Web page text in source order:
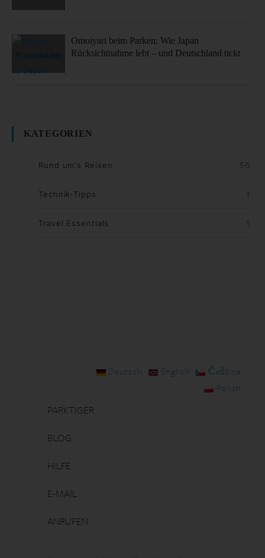
Omoiyari beim Parken: Wie Japan
Rücksichtnahme lebt – und Deutschland tickt
KATEGORIEN
Rund um's Reisen 56
Technik-Tipps 1
Travel Essentials 1
Deutsch English
Čeština
Polish
PARKTIGER
BLOG
HILFE
E-MAIL
ANRUFEN